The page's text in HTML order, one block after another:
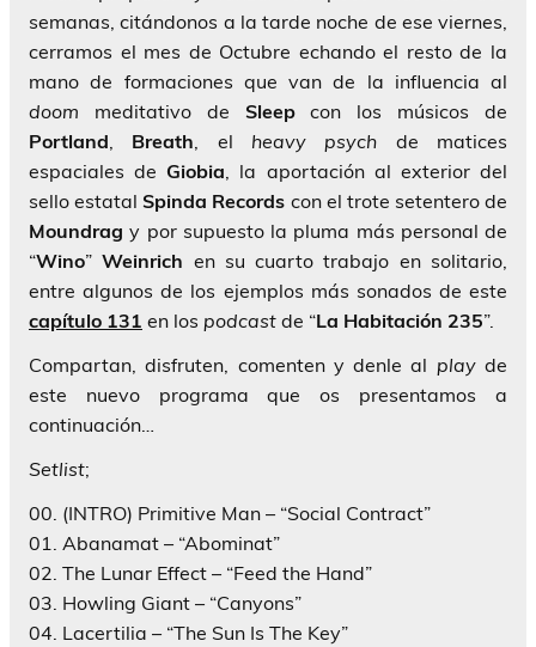
semanas, citándonos a la tarde noche de ese viernes,
cerramos el mes de Octubre echando el resto de la
mano de formaciones que van de la influencia al
doom meditativo de Sleepcon los músicos de
Portland, Breath, el heavy psych de matices
espaciales deGiobia, la aportación al exterior del
sello estatalSpinda Records con el trote setentero de
Moundrag y por supuesto la pluma más personal de
“Wino”Weinrich en su cuarto trabajo en solitario,
entre algunos de los ejemplos más sonados de este
capítulo 131 en los podcast de “La Habitación 235”.
Compartan, disfruten, comenten y denle al playde
este nuevo programa que os presentamos a
continuación…
Setlist;
00. (INTRO) Primitive Man – “Social Contract”
01. Abanamat – “Abominat”
02. The Lunar Effect – “Feed the Hand”
03. Howling Giant – “Canyons”
04. Lacertilia – “The Sun Is The Key”